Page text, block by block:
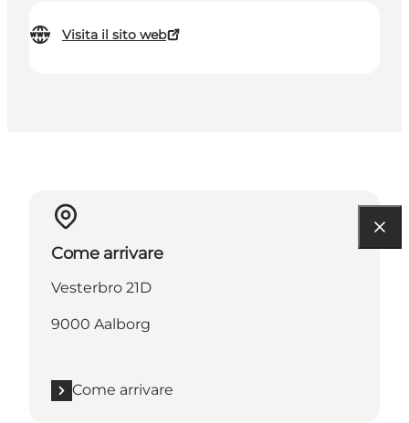
Visita il sito web
Come arrivare
Vesterbro 21D
9000 Aalborg
Come arrivare